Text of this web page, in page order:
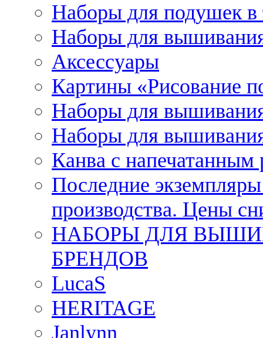
Наборы для подушек в
Наборы для
Аксессуары
Картины «Рисование
Наборы для
Наборы для
Канва с напечатанным
Последние
производства. Цены
НАБОРЫ ДЛЯ
БРЕНДОВ
LucaS
HERITAGE
Janlynn